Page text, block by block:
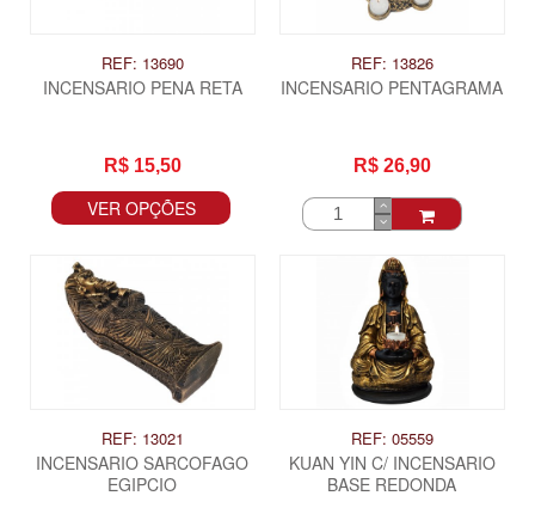
REF: 13690
INCENSARIO PENA RETA
R$ 15,50
VER OPÇÕES
REF: 13826
INCENSARIO PENTAGRAMA
R$ 26,90
REF: 13021
INCENSARIO SARCOFAGO
EGIPCIO
REF: 05559
KUAN YIN C/ INCENSARIO
BASE REDONDA